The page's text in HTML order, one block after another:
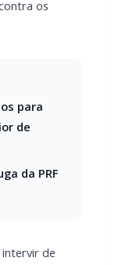
prendeu
ameaça,
no final da manhã
palmeira e uma
fugir a pé.
policial localizou
do acidente e,